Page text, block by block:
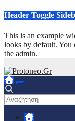
Μετάβαση
περιεχόμενο
Header Toggle
This is an example
looks by default. You
the admin.